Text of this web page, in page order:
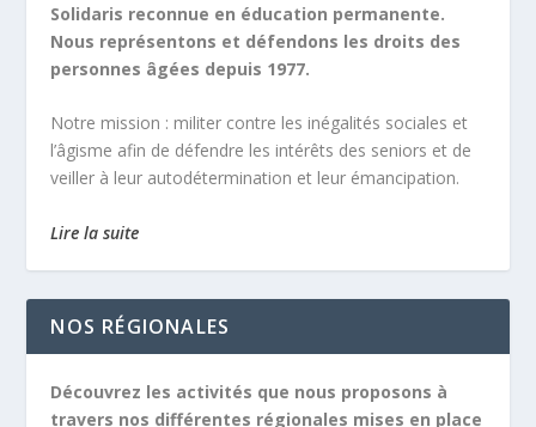
Solidaris reconnue en éducation permanente.
Nous représentons et défendons les droits des
personnes âgées depuis 1977.
Notre mission : militer contre les inégalités sociales et
l’âgisme afin de défendre les intérêts des seniors et de
veiller à leur autodétermination et leur émancipation.
Lire la suite
NOS RÉGIONALES
Découvrez les activités que nous proposons à
travers nos différentes régionales mises en place